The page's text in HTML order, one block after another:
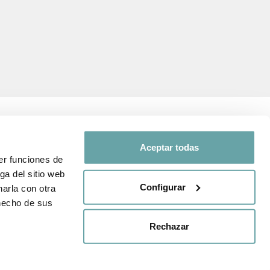
funciones de
del sitio web
con otra
de sus
Aceptar todas
Configurar
Rechazar
de protecció
SEGUEIX-NOS A
experiència amb nosaltres a